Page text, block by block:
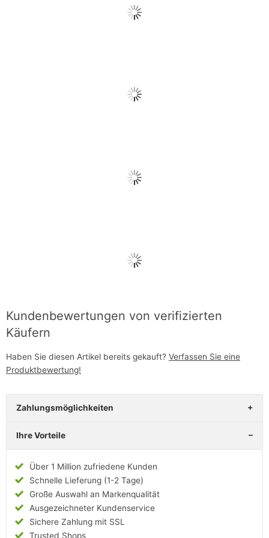
Kundenbewertungen von verifizierten
Käufern
Haben Sie diesen Artikel bereits gekauft? Verfassen Sie eine
Produktbewertung!
Zahlungsmöglichkeiten
Ihre Vorteile
Über 1 Million zufriedene Kunden
Schnelle Lieferung (1-2 Tage)
Große Auswahl an Markenqualität
Ausgezeichneter Kundenservice
Sichere Zahlung mit SSL
Trusted Shops